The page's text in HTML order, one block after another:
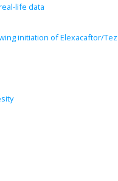
life data
initiation of Elexacaftor/